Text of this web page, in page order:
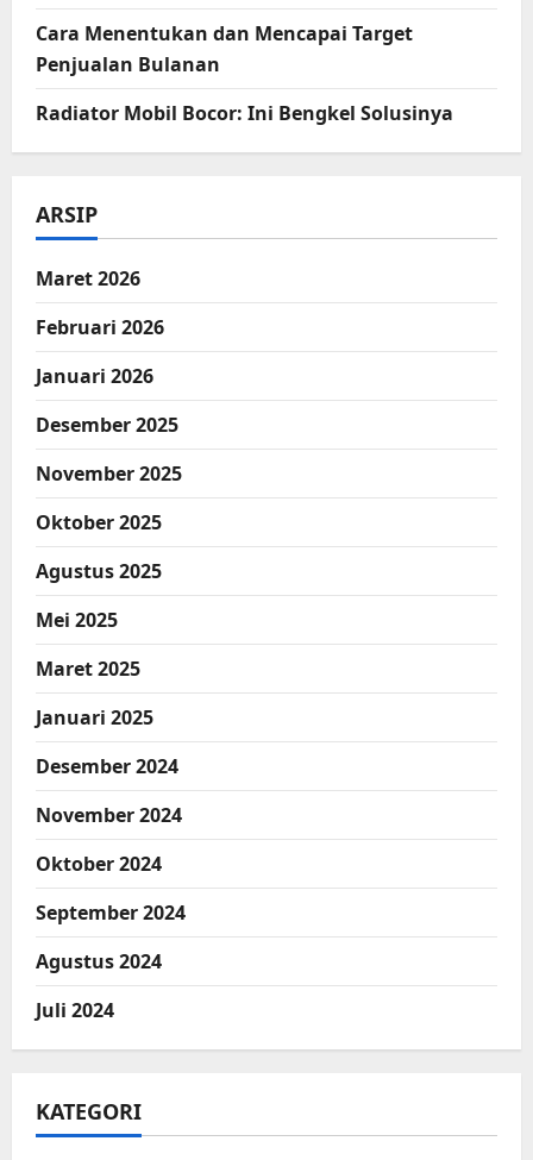
Cara Menentukan dan Mencapai Target
Penjualan Bulanan
Radiator Mobil Bocor: Ini Bengkel Solusinya
ARSIP
Maret 2026
Februari 2026
Januari 2026
Desember 2025
November 2025
Oktober 2025
Agustus 2025
Mei 2025
Maret 2025
Januari 2025
Desember 2024
November 2024
Oktober 2024
September 2024
Agustus 2024
Juli 2024
KATEGORI